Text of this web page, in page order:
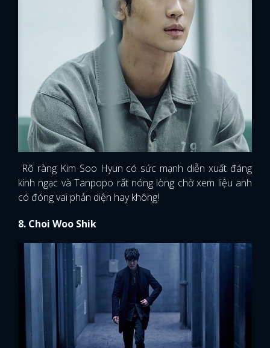
Rõ ràng Kim Soo Hyun có sức mạnh diễn xuất đáng
kinh ngạc và Tanpopo rất nóng lòng chờ xem liệu anh
có đóng vai phản diện hay không!
8. Choi Woo Shik